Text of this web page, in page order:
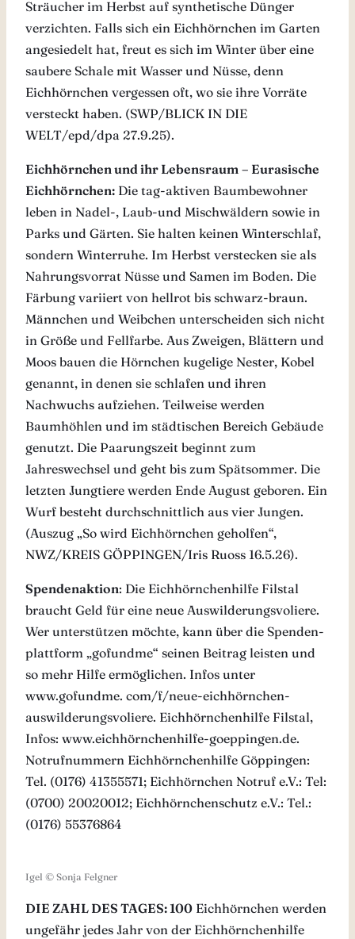
Sträucher im Herbst auf synthetische Dünger
verzichten. Falls sich ein Eichhörnchen im Garten
angesiedelt hat, freut es sich im Winter über eine
saubere Schale mit Wasser und Nüsse, denn
Eichhörnchen vergessen oft, wo sie ihre Vorräte
versteckt haben. (SWP/BLICK IN DIE
WELT/epd/dpa 27.9.25).
Eichhörnchen und ihr Lebensraum – Eurasische
Eichhörnchen: Die tag-aktiven Baumbewohner
leben in Nadel-, Laub-und Mischwäldern sowie in
Parks und Gärten. Sie halten keinen Winterschlaf,
sondern Winterruhe. Im Herbst verstecken sie als
Nahrungsvorrat Nüsse und Samen im Boden. Die
Färbung variiert von hellrot bis schwarz-braun.
Männchen und Weibchen unterscheiden sich nicht
in Größe und Fellfarbe. Aus Zweigen, Blättern und
Moos bauen die Hörnchen kugelige Nester, Kobel
genannt, in denen sie schlafen und ihren
Nachwuchs aufziehen. Teilweise werden
Baumhöhlen und im städtischen Bereich Gebäude
genutzt. Die Paarungszeit beginnt zum
Jahreswechsel und geht bis zum Spätsommer. Die
letzten Jungtiere werden Ende August geboren. Ein
Wurf besteht durchschnittlich aus vier Jungen.
(Auszug „So wird Eichhörnchen geholfen“,
NWZ/KREIS GÖPPINGEN/Iris Ruoss 16.5.26).
Spendenaktion: Die Eichhörnchenhilfe Filstal
braucht Geld für eine neue Auswilderungsvoliere.
Wer unterstützen möchte, kann über die Spenden-
plattform „gofundme“ seinen Beitrag leisten und
so mehr Hilfe ermöglichen. Infos unter
www.gofundme. com/f/neue-eichhörnchen-
auswilderungsvoliere. Eichhörnchenhilfe Filstal,
Infos: www.eichhörnchenhilfe-goeppingen.de.
Notrufnummern Eichhörnchenhilfe Göppingen:
Tel. (0176) 41355571; Eichhörnchen Notruf e.V.: Tel:
(0700) 20020012; Eichhörnchenschutz e.V.: Tel.:
(0176) 55376864
Igel © Sonja Felgner
DIE ZAHL DES TAGES: 100 Eichhörnchen werden
ungefähr jedes Jahr von der Eichhörnchenhilfe